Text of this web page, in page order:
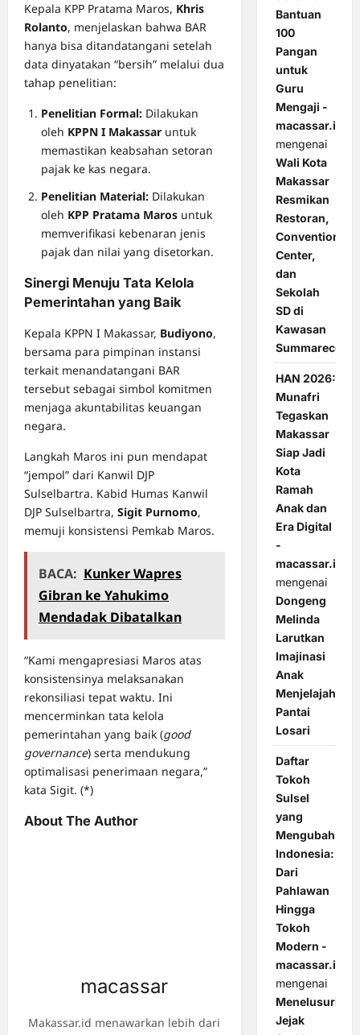
Kepala KPP Pratama Maros, Khris
Rolanto, menjelaskan bahwa BAR
hanya bisa ditandatangani setelah
data dinyatakan “bersih” melalui dua
tahap penelitian:
Penelitian Formal: Dilakukan
oleh KPPN I Makassar untuk
memastikan keabsahan setoran
pajak ke kas negara.
Penelitian Material: Dilakukan
oleh KPP Pratama Maros untuk
memverifikasi kebenaran jenis
pajak dan nilai yang disetorkan.
Sinergi Menuju Tata Kelola
Pemerintahan yang Baik
Kepala KPPN I Makassar, Budiyono,
bersama para pimpinan instansi
terkait menandatangani BAR
tersebut sebagai simbol komitmen
menjaga akuntabilitas keuangan
negara.
Langkah Maros ini pun mendapat
“jempol” dari Kanwil DJP
Sulselbartra. Kabid Humas Kanwil
DJP Sulselbartra, Sigit Purnomo,
memuji konsistensi Pemkab Maros.
BACA: Kunker Wapres
Gibran ke Yahukimo
Mendadak Dibatalkan
“Kami mengapresiasi Maros atas
konsistensinya melaksanakan
rekonsiliasi tepat waktu. Ini
mencerminkan tata kelola
pemerintahan yang baik (good
governance) serta mendukung
optimalisasi penerimaan negara,”
kata Sigit. (*)
About The Author
macassar
Makassar.id menawarkan lebih dari
Bantuan
100
Pangan
untuk
Guru
Mengaji -
macassar.id
mengenai
Wali Kota
Makassar
Resmikan
Restoran,
Convention
Center,
dan
Sekolah
SD di
Kawasan
Summarecon
HAN 2026:
Munafri
Tegaskan
Makassar
Siap Jadi
Kota
Ramah
Anak dan
Era Digital
-
macassar.id
mengenai
Dongeng
Melinda
Larutkan
Imajinasi
Anak
Menjelajah
Pantai
Losari
Daftar
Tokoh
Sulsel
yang
Mengubah
Indonesia:
Dari
Pahlawan
Hingga
Tokoh
Modern -
macassar.id
mengenai
Menelusuri
Jejak